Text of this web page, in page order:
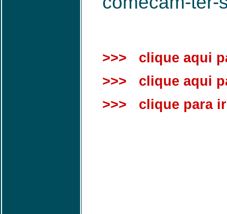
>>> clique aqui
>>> clique aqui
>>> clique para ir